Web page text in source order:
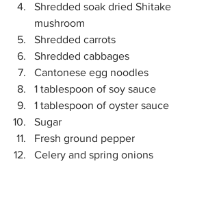
Shredded soak dried Shitake
mushroom
Shredded carrots
Shredded cabbages
Cantonese egg noodles
1 tablespoon of soy sauce
1 tablespoon of oyster sauce
Sugar
Fresh ground pepper
Celery and spring onions